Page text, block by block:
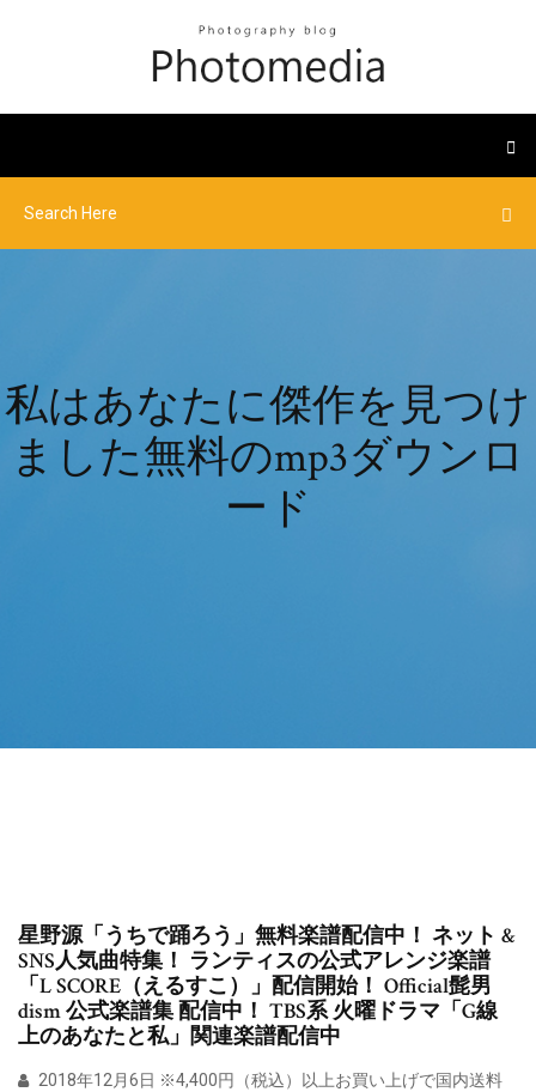
私はあなたに傑作を見つけ
ました無料のmp3ダウンロ
ード
星野源「うちで踊ろう」無料楽譜配信中！ ネット &
SNS人気曲特集！ ランティスの公式アレンジ楽譜
「L SCORE（えるすこ）」配信開始！ Official髭男
dism 公式楽譜集 配信中！ TBS系 火曜ドラマ「G線
上のあなたと私」関連楽譜配信中
2018年12月6日 ※4,400円（税込）以上お買い上げで国内送料